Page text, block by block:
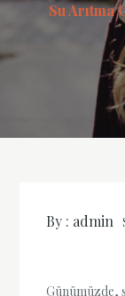
Su Arıtma
By : admin
Günümüzde,